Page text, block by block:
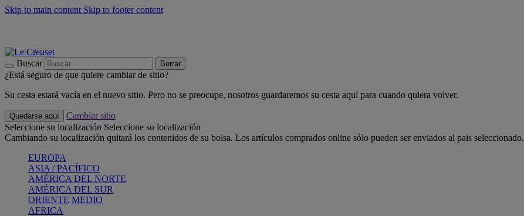
Skip to main content Skip to footer content
Buscar Borrar
¿Está seguro de que quiere cambiar de sitio?
Su cesta estará vacía en el nuevo sitio. Pero no se preocupe, nosotros guardaremos su cesta aquí para cuando quiera volver.
Quedarse aquí
Cambiar sitio
Seleccione su localización Seleccione su localización
Cambiando su localización quitará los contenidos de su bolsa. Los artículos comprados online sólo pueden ser enviados al pais seleccionado.
EUROPA
ASIA / PACÍFICO
AMÉRICA DEL NORTE
AMÉRICA DEL SUR
ORIENTE MEDIO
AFRICA